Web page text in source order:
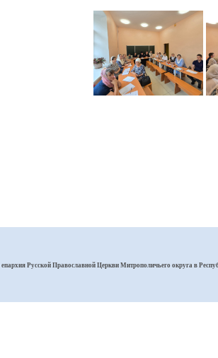
Русской Православной Церкви Митрополичьего округа в